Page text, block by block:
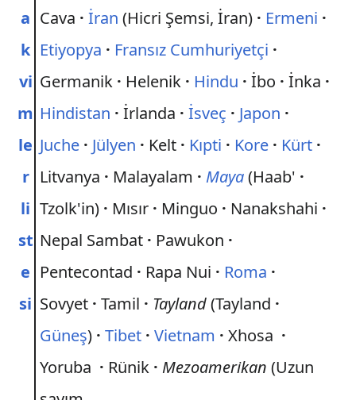
a
k
vi
m
le
r
li
st
e
si
Cava · İran (Hicri Şemsi, İran) · Ermeni ·
Etiyopya · Fransız Cumhuriyetçi ·
Germanik · Helenik · Hindu · İbo · İnka ·
Hindistan · İrlanda · İsveç · Japon ·
Juche · Jülyen · Kelt · Kıpti · Kore · Kürt ·
Litvanya · Malayalam · Maya(Haab' ·
Tzolk'in) · Mısır · Minguo · Nanakshahi ·
Nepal Sambat · Pawukon ·
Pentecontad · Rapa Nui · Roma ·
Sovyet · Tamil · Tayland(Tayland ·
Güneş) · Tibet · Vietnam · Xhosa ·
Yoruba · Rünik · Mezoamerikan (Uzun